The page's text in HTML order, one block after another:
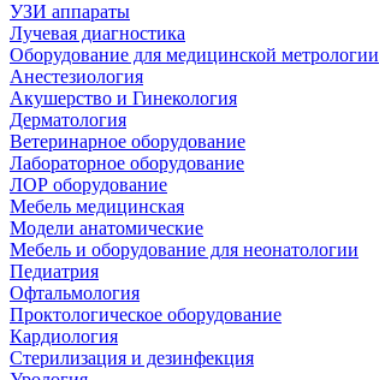
УЗИ аппараты
Лучевая диагностика
Оборудование для медицинской метрологии
Анестезиология
Акушерство и Гинекология
Дерматология
Ветеринарное оборудование
Лабораторное оборудование
ЛОР оборудование
Мебель медицинская
Модели анатомические
Мебель и оборудование для неонатологии
Педиатрия
Офтальмология
Проктологическое оборудование
Кардиология
Стерилизация и дезинфекция